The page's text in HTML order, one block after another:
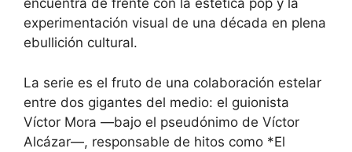
encuentra de frente con la estética pop y la
experimentación visual de una década en plena
ebullición cultural.
La serie es el fruto de una colaboración estelar
entre dos gigantes del medio: el guionista
Víctor Mora —bajo el pseudónimo de Víctor
Alcázar—, responsable de hitos como *El